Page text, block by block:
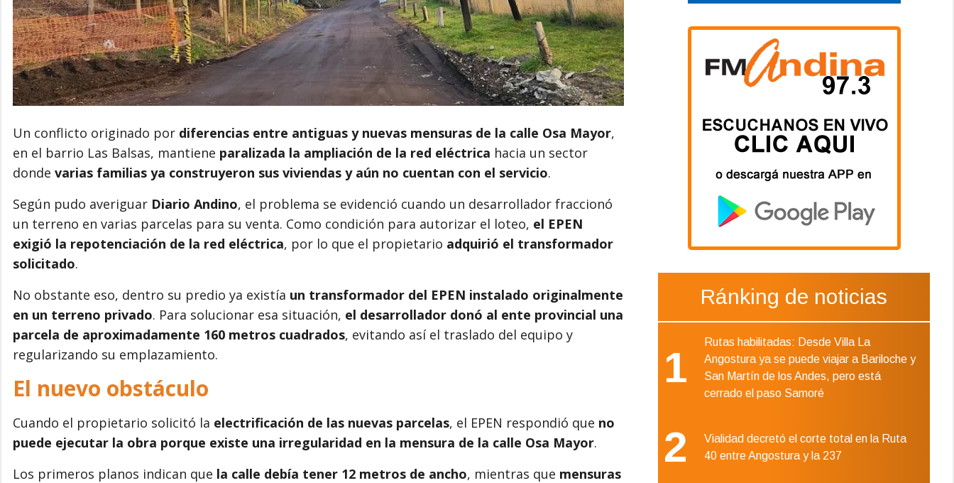
Un conflicto originado por diferencias entre antiguas y nuevas mensuras de la calle Osa Mayor,
en el barrio Las Balsas, mantiene paralizada la ampliación de la red eléctrica hacia un sector
donde varias familias ya construyeron sus viviendas y aún no cuentan con el servicio.
Según pudo averiguar Diario Andino, el problema se evidenció cuando un desarrollador fraccionó
un terreno en varias parcelas para su venta. Como condición para autorizar el loteo, el EPEN
exigió la repotenciación de la red eléctrica, por lo que el propietario adquirió el transformador
solicitado.
No obstante eso, dentro su predio ya existía un transformador del EPEN instalado originalmente
en un terreno privado. Para solucionar esa situación, el desarrollador donó al ente provincial una
parcela de aproximadamente 160 metros cuadrados, evitando así el traslado del equipo y
regularizando su emplazamiento.
El nuevo obstáculo
Cuando el propietario solicitó la electrificación de las nuevas parcelas, el EPEN respondió que no
puede ejecutar la obra porque existe una irregularidad en la mensura de la calle Osa Mayor.
Los primeros planos indican que la calle debía tener 12 metros de ancho, mientras que mensuras
Ránking de noticias
1
Rutas habilitadas: Desde Villa La
Angostura ya se puede viajar a Bariloche y
San Martín de los Andes, pero está
cerrado el paso Samoré
2
Vialidad decretó el corte total en la Ruta
40 entre Angostura y la 237